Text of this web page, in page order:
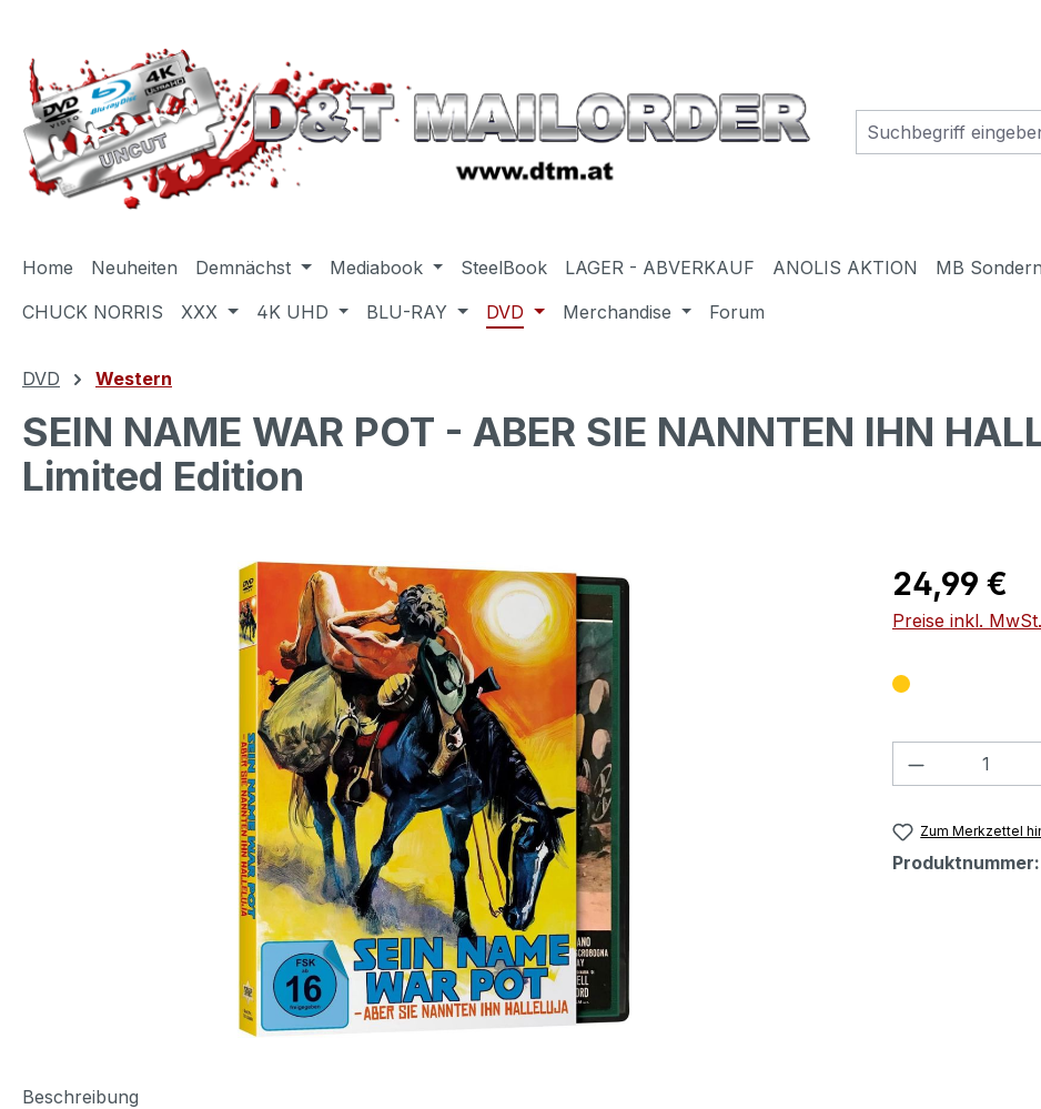
Home Neuheiten Demnächst Mediabook SteelBook LAGER - ABVERKAUF ANOLIS AKTION MB
CHUCK NORRIS
XXX 4K UHD BLU-RAY DVD Merchandise Forum
DVD Western
SEIN NAME WAR POT - ABER SIE NANNTEN IHN
Limited Edition
Bildergalerie überspringen Regulärer Preis:
24,99 €
Preise inkl.
Produkt
Zum Merkzettel
Produktnummer:
Beschreibung